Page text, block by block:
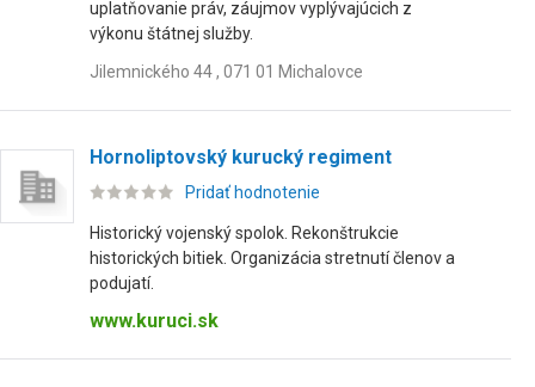
uplatňovanie práv, záujmov vyplývajúcich z
výkonu štátnej služby.
Jilemnického 44 , 071 01 Michalovce
Hornoliptovský kurucký regiment
Pridať hodnotenie
Historický vojenský spolok. Rekonštrukcie
historických bitiek. Organizácia stretnutí členov a
podujatí.
www.kuruci.sk